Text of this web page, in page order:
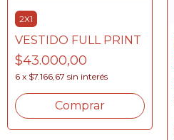
2X1
VESTIDO FULL PRINT
$43.000,00
6 x $7.166,67 sin interés
Comprar